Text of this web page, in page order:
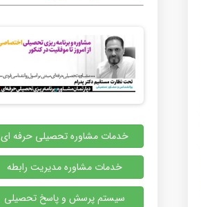
خدمات مشاوره تحصیلی حرفه ای
خدمات مشاوره مدیریت رابطه
سیستم پرسش و پاسخ تحصیلی